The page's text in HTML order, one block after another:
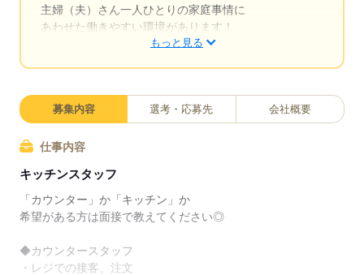
主婦（夫）さん一人ひとりの家庭事情に
あわせた働きやすい環境があります！
￣￣￣￣￣￣￣￣￣￣￣￣￣￣
子どもが保育園にあがり一段落。
でも、いきなりフルタイムは
マクドナルドなら週1日からでもOK。
午前中に数時間でもOK。
日々の子どもとのふれあいタイム、
もっと見る
募集内容 選考・応募先 会社概要
仕事内容
キッチンスタッフ
「カウンター」か「キッチン」か
希望がある方は面接で教えてください◎
◆カウンタースタッフ
・レジでの接客、注文